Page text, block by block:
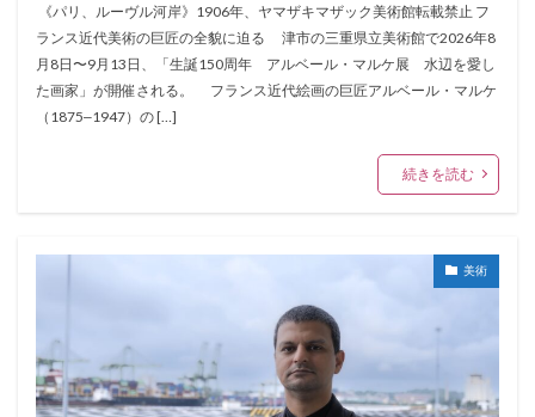
《パリ、ルーヴル河岸》1906年、ヤマザキマザック美術館転載禁止 フ
ランス近代美術の巨匠の全貌に迫る 津市の三重県立美術館で2026年8
月8日〜9月13日、「生誕150周年 アルベール・マルケ展 水辺を愛し
た画家」が開催される。 フランス近代絵画の巨匠アルベール・マルケ
（1875‒1947）の […]
続きを読む
美術